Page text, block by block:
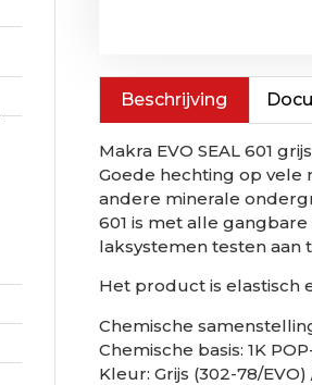
Beschrijving
Makra EVO SEAL 601 grijs
Goede hechting op vele
andere minerale
601 is met alle
laksystemen testen aan
Het product is elastisch
Chemische
Chemische basis: 1K
Kleur: Grijs (302-78/